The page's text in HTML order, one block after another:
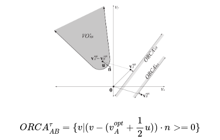
ORCAτ
AB = {v|(v − (vopt
A
+
1
2 u)) ⋅ n >= 0}
+1